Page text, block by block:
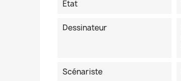
Etat
Dessinateur
Scénariste